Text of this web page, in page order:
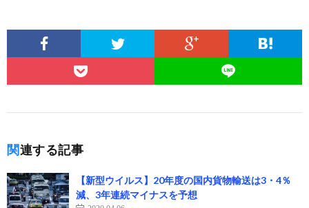
関連する記事
【新型ウイルス】20年度の国内貨物輸送は3・4％
減、3年連続マイナスを予想